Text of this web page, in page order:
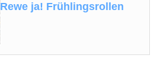
Rewe ja! Frühlingsrollen